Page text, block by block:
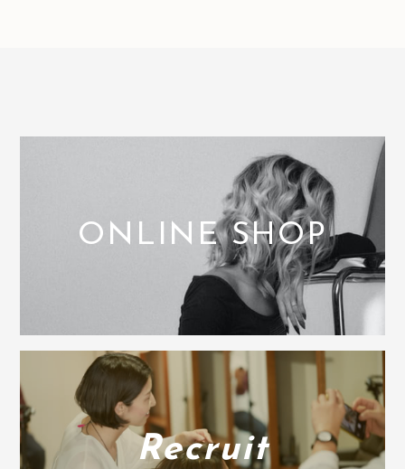
ONLINE SHOP
Recruit